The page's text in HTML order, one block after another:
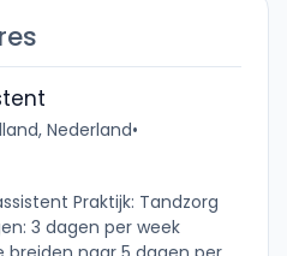
Nederland•
Praktijk: Tandzorg
3 dagen per week